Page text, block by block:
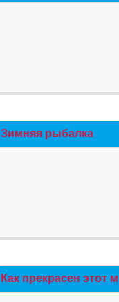
Зимняя рыбалка
Как прекрасен этот